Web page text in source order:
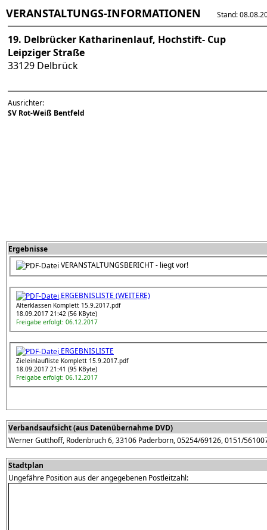
VERANSTALTUNGS-INFORMATIONEN Stand:
19. Delbrücker Katharinenlauf, Hochstift- Cup
Leipziger Straße
33129 Delbrück
Ausrichter:
SV Rot-Weiß Bentfeld
Ergebnisse
VERANSTALTUNGSBERICHT - liegt vor!
ERGEBNISLISTE (WEITERE)
Alterklassen Komplett 15.9.2017.pdf
18.09.2017 21:42 (56 KByte)
Freigabe erfolgt: 06.12.2017
ERGEBNISLISTE
Zieleinlaufliste Komplett 15.9.2017.pdf
18.09.2017 21:41 (95 KByte)
Freigabe erfolgt: 06.12.2017
Verbandsaufsicht (aus Datenübernahme DVD)
Werner Gutthoff, Rodenbruch 6, 33106 Paderborn, 05254/69126, 0151/
Stadtplan
Ungefähre Position aus der angegebenen Postleitzahl: